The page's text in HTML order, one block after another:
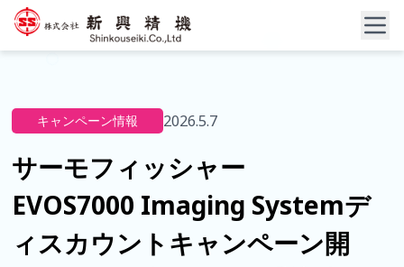
キャンペーン情報 2026.5.7
サーモフィッシャー
EVOS7000 Imaging Systemデ
ィスカウントキャンペーン開